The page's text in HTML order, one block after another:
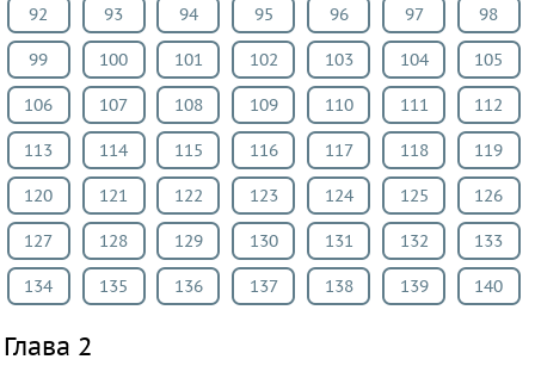
Литература
Обществознание
Черчение
Экология
Технология
Испанский
язык
Искусство
Кубановедение
язык
92 93 94 95 96 97 98
99 100 101 102 103 104 105
106 107 108 109 110 111 112
113 114 115 116 117 118 119
120 121 122 123 124 125 126
127 128 129 130 131 132 133
134 135 136 137 138 139 140
Глава 2